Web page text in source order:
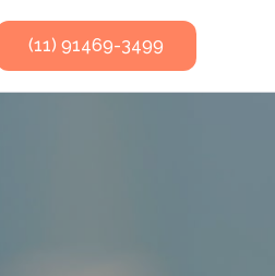
(11) 91469-3499